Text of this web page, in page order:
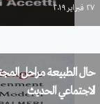
۲۷ فبراير ۲۰۱۹
حال الطبيعة مراحل
الاجتماعي الحديث